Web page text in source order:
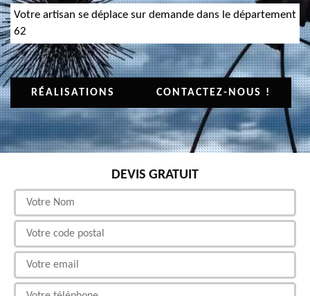
Votre artisan se déplace sur demande dans le département
62
RÉALISATIONS CONTACTEZ-NOUS !
DEVIS GRATUIT